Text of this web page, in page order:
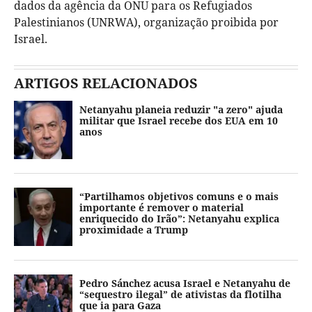
dados da agência da ONU para os Refugiados
Palestinianos (UNRWA), organização proibida por
Israel.
ARTIGOS RELACIONADOS
Netanyahu planeia reduzir "a zero" ajuda
militar que Israel recebe dos EUA em 10
anos
“Partilhamos objetivos comuns e o mais
importante é remover o material
enriquecido do Irão”: Netanyahu explica
proximidade a Trump
Pedro Sánchez acusa Israel e Netanyahu de
“sequestro ilegal” de ativistas da flotilha
que ia para Gaza